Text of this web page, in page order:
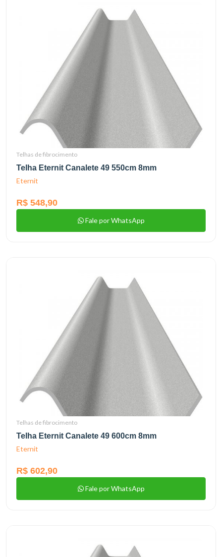
Telhas de fibrocimento
Telha Eternit Canalete 49 550cm 8mm
Eternit
R$ 548,90
Fale por WhatsApp
Telhas de fibrocimento
Telha Eternit Canalete 49 600cm 8mm
Eternit
R$ 602,90
Fale por WhatsApp